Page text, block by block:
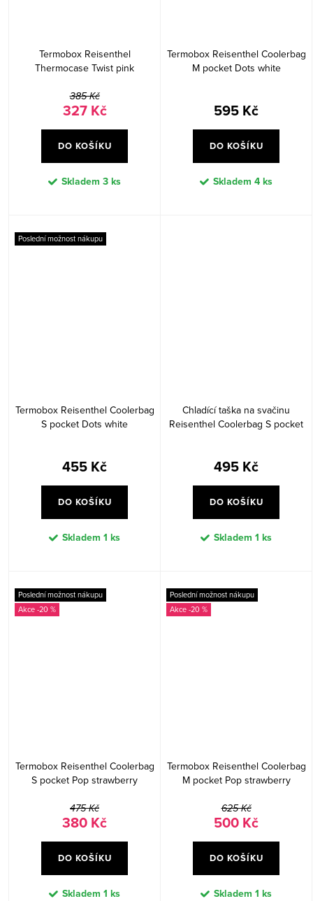
Termobox Reisenthel
Thermocase Twist pink
385 Kč
327 Kč
DO KOŠÍKU
Skladem 3 ks
Termobox Reisenthel Coolerbag
M pocket Dots white
595 Kč
DO KOŠÍKU
Skladem 4 ks
Poslední možnost nákupu
Termobox Reisenthel Coolerbag
S pocket Dots white
455 Kč
DO KOŠÍKU
Skladem 1 ks
Chladící taška na svačinu
Reisenthel Coolerbag S pocket
495 Kč
DO KOŠÍKU
Skladem 1 ks
Poslední možnost nákupu
-20 %
Termobox Reisenthel Coolerbag
S pocket Pop strawberry
475 Kč
380 Kč
DO KOŠÍKU
Skladem 1 ks
Poslední možnost nákupu
-20 %
Termobox Reisenthel Coolerbag
M pocket Pop strawberry
625 Kč
500 Kč
DO KOŠÍKU
Skladem 1 ks